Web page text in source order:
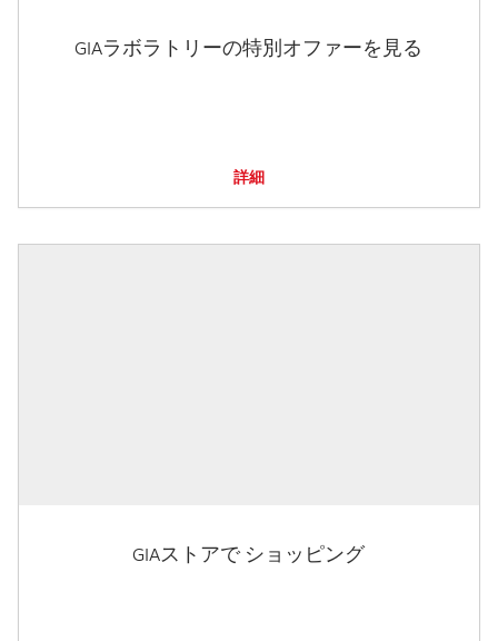
GIAラボラトリーの特別オファーを見る
詳細
GIAストアで ショッピング